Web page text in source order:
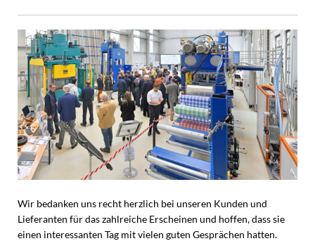
Wir bedanken uns recht herzlich bei unseren Kunden und
Lieferanten für das zahlreiche Erscheinen und hoffen, dass sie
einen interessanten Tag mit vielen guten Gesprächen hatten.